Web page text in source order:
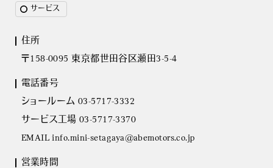
サービス
住所
〒158-0095 東京都世田谷区瀬田3-5-4
電話番号
ショールーム 03-5717-3332
サービス工場 03-5717-3370
EMAIL info.mini-setagaya@abemotors.co.jp
営業時間